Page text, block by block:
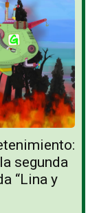
segunda
“Lina y